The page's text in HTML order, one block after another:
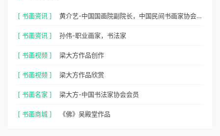
[ 书画资讯 ] 黄介艺-中国国画院副院长，中国民间书画家协会副主席
[ 书画资讯 ] 孙伟-职业画家，书法家
[ 书画视频 ] 梁大方作品创作
[ 书画视频 ] 梁大方作品欣赏
[ 书画名家 ] 梁大方-中国书法家协会会员
[ 书画商城 ] 《佛》吴殿堂作品